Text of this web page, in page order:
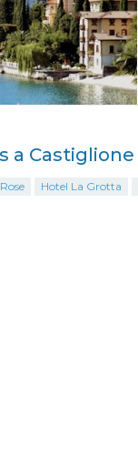
a Castiglione
Hotel La Grotta